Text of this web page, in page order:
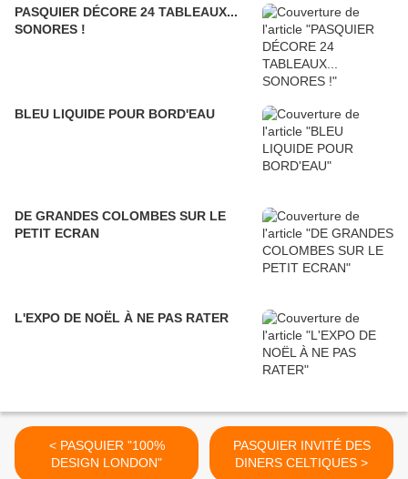
PASQUIER DÉCORE 24 TABLEAUX...
SONORES !
BLEU LIQUIDE POUR BORD'EAU
DE GRANDES COLOMBES SUR LE
PETIT ECRAN
L'EXPO DE NOËL À NE PAS RATER
< PASQUIER "100%
DESIGN LONDON"
PASQUIER INVITÉ DES
DINERS CELTIQUES >